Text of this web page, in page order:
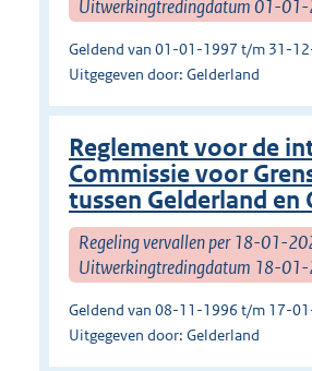
Uitwerkingtredingdatum 01-
Geldend van 01-01-1997 t/m 31-
Uitgegeven door: Gelderland
Reglement voor de
Commissie voor
tussen Gelderland en
Regeling vervallen per 18-01-
Uitwerkingtredingdatum 18-
Geldend van 08-11-1996 t/m 17-
Uitgegeven door: Gelderland